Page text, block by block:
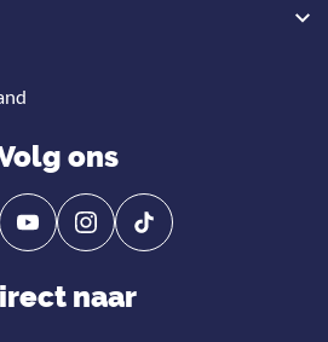
ons
Volg
ons
YouTube naar